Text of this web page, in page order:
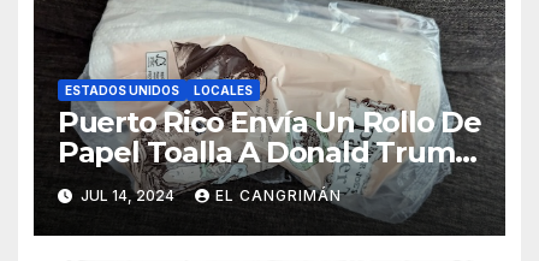
ESTADOS UNIDOS LOCALES
Puerto Rico Envía Un Rollo De
Papel Toalla A Donald Trump
Pa’ Que Use Las Hojas De
Curita
JUL 14, 2024 EL CANGRIMÁN